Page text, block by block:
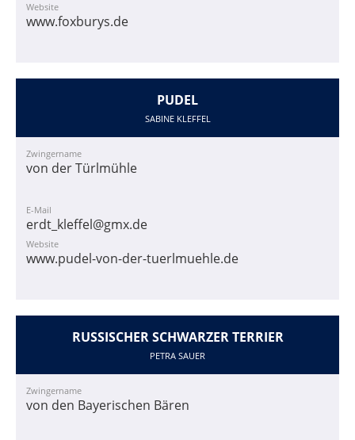
Website
www.foxburys.de
PUDEL
SABINE KLEFFEL
Zwingername
von der Türlmühle
E-Mail
erdt_kleffel@gmx.de
Website
www.pudel-von-der-tuerlmuehle.de
RUSSISCHER SCHWARZER TERRIER
PETRA SAUER
Zwingername
von den Bayerischen Bären